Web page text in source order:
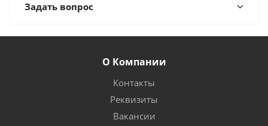
Задать вопрос
О Компании
Контакты
Реквизиты
Вакансии